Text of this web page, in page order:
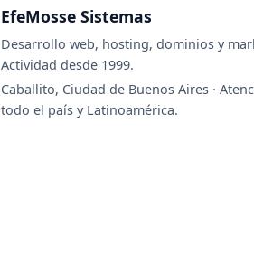
EfeMosse Sistemas
Desarrollo web, hosting, dominios y
Actividad desde 1999.
Caballito, Ciudad de Buenos Aires ·
todo el país y Latinoamérica.